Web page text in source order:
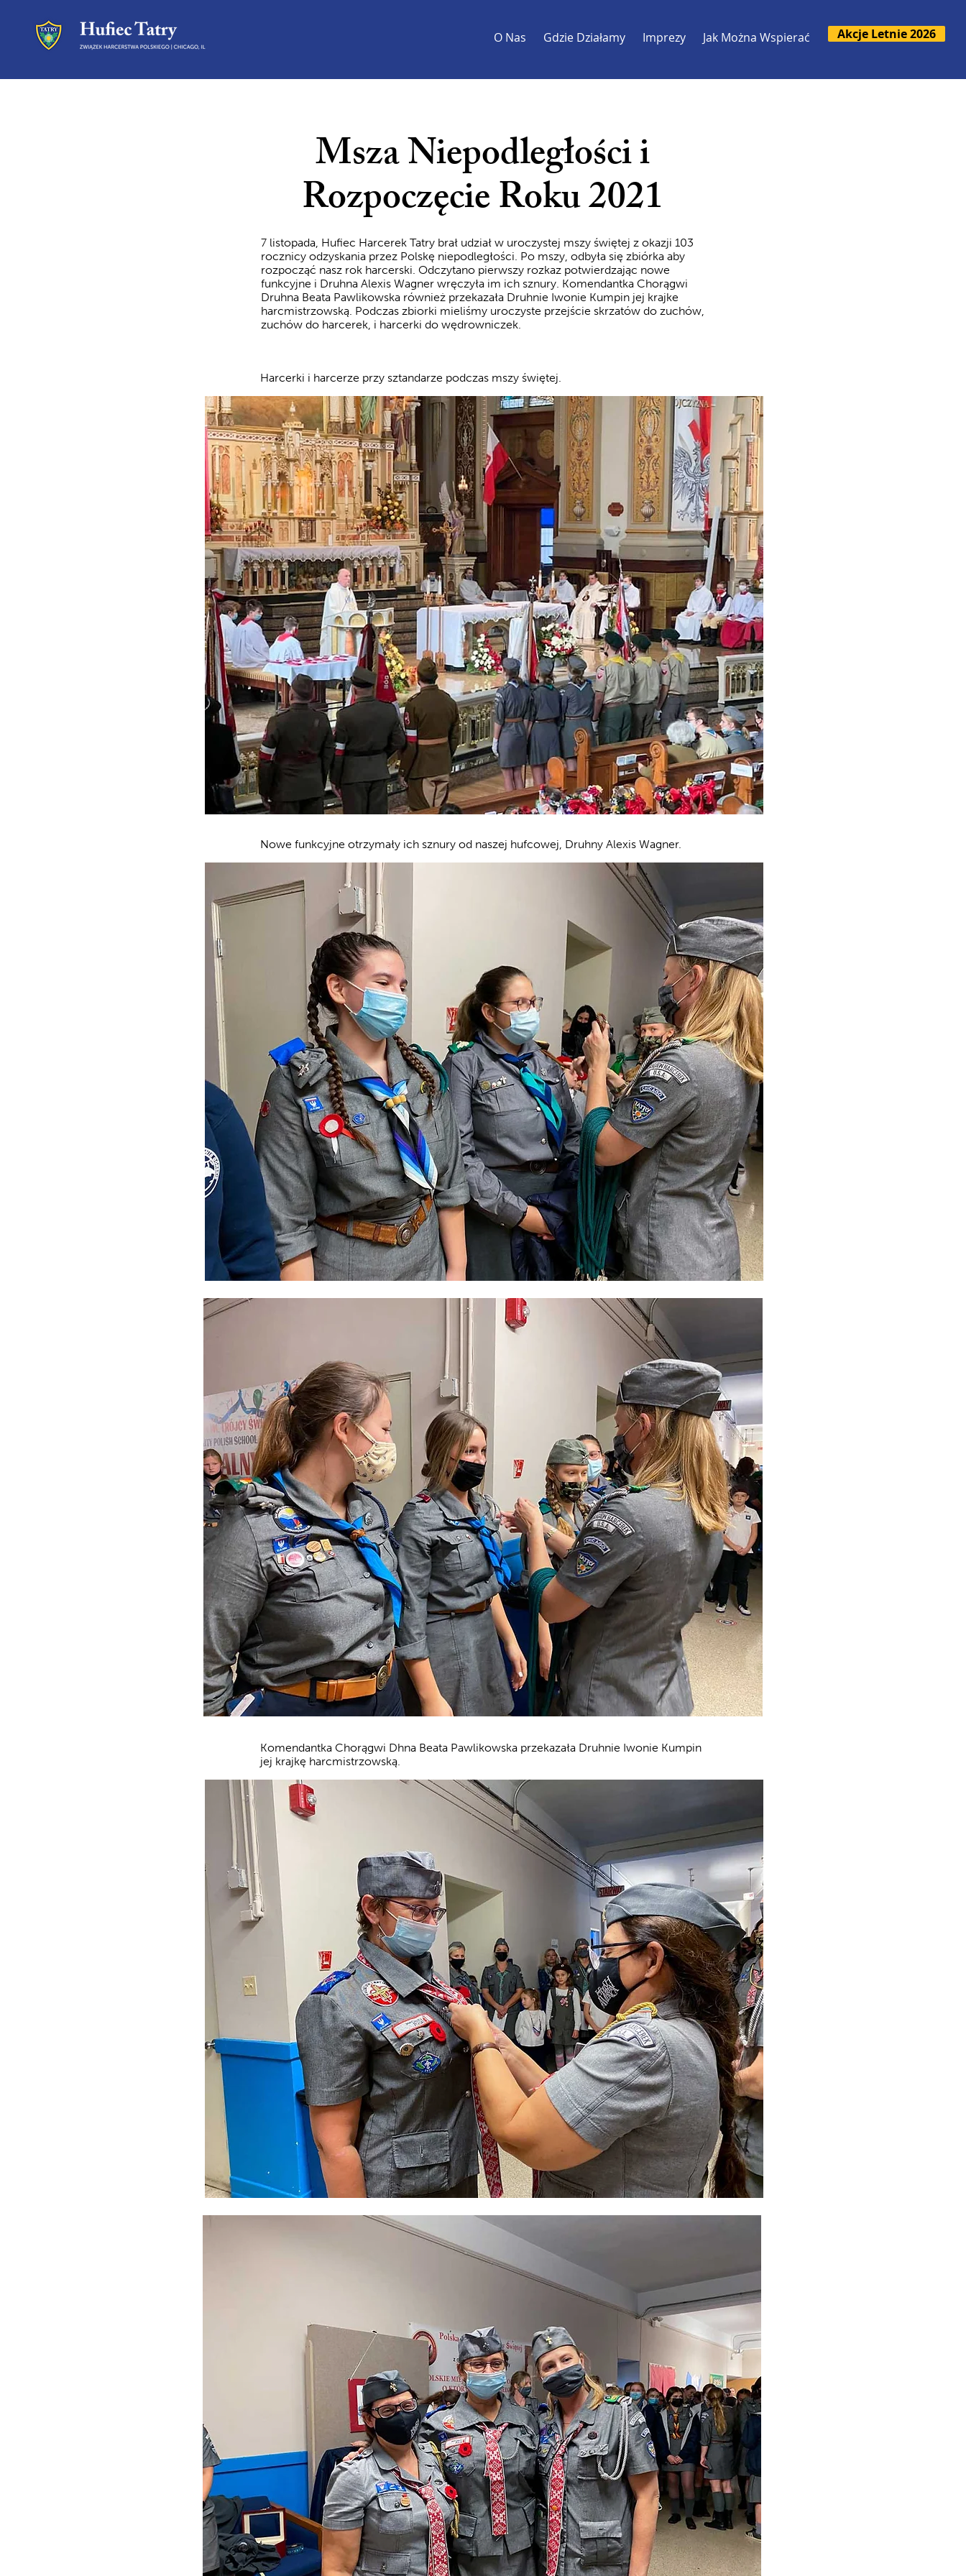
O Nas Gdzie Działamy Imprezy Jak Można Wspierać Akcje Letnie 2026
Msza Niepodległości i
Rozpoczęcie Roku 2021
7 listopada, Hufiec Harcerek Tatry brał udział w uroczystej mszy świętej z okazji 103
rocznicy odzyskania przez Polskę niepodległości. Po mszy, odbyła się zbiórka aby
rozpocząć nasz rok harcerski. Odczytano pierwszy rozkaz potwierdzając nowe
funkcyjne i Druhna Alexis Wagner wręczyła im ich sznury. Komendantka Chorągwi
Druhna Beata Pawlikowska również przekazała Druhnie Iwonie Kumpin jej krajke
harcmistrzowską. Podczas zbiorki mieliśmy uroczyste przejście skrzatów do zuchów,
zuchów do harcerek, i harcerki do wędrowniczek.
Harcerki i harcerze przy sztandarze podczas mszy świętej.
Nowe funkcyjne otrzymały ich sznury od naszej hufcowej, Druhny Alexis Wagner.
Komendantka Chorągwi Dhna Beata Pawlikowska przekazała Druhnie Iwonie Kumpin
jej krajkę harcmistrzowską.